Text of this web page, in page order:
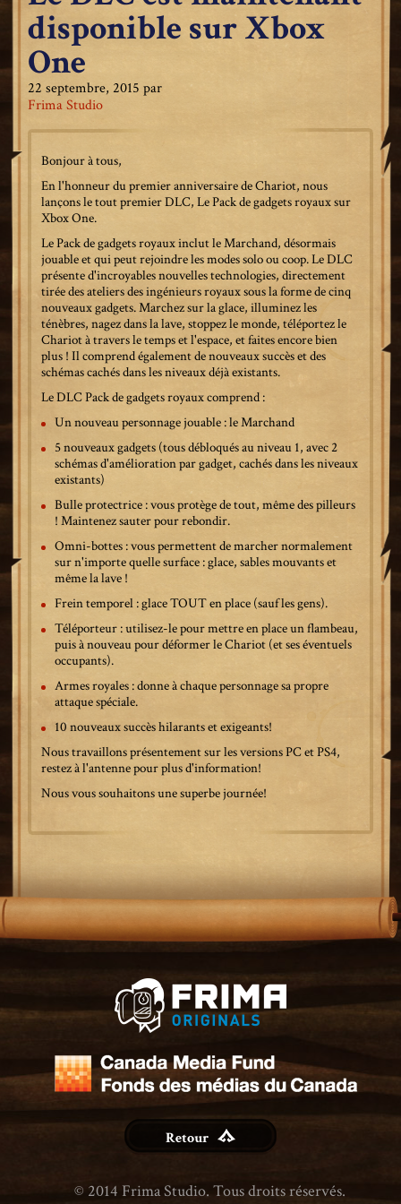
disponible sur Xbox
One
22 septembre, 2015 par
Frima Studio
Bonjour à tous,
En l'honneur du premier anniversaire de Chariot, nous
lançons le tout premier DLC, Le Pack de gadgets royaux sur
Xbox One.
Le Pack de gadgets royaux inclut le Marchand, désormais
jouable et qui peut rejoindre les modes solo ou coop. Le DLC
présente d'incroyables nouvelles technologies, directement
tirée des ateliers des ingénieurs royaux sous la forme de cinq
nouveaux gadgets. Marchez sur la glace, illuminez les
ténèbres, nagez dans la lave, stoppez le monde, téléportez le
Chariot à travers le temps et l'espace, et faites encore bien
plus ! Il comprend également de nouveaux succès et des
schémas cachés dans les niveaux déjà existants.
Le DLC Pack de gadgets royaux comprend :
Un nouveau personnage jouable : le Marchand
5 nouveaux gadgets (tous débloqués au niveau 1, avec 2
schémas d'amélioration par gadget, cachés dans les niveaux
existants)
Bulle protectrice : vous protège de tout, même des pilleurs
! Maintenez sauter pour rebondir.
Omni-bottes : vous permettent de marcher normalement
sur n'importe quelle surface : glace, sables mouvants et
même la lave !
Frein temporel : glace TOUT en place (sauf les gens).
Téléporteur : utilisez-le pour mettre en place un flambeau,
puis à nouveau pour déformer le Chariot (et ses éventuels
occupants).
Armes royales : donne à chaque personnage sa propre
attaque spéciale.
10 nouveaux succès hilarants et exigeants!
Nous travaillons présentement sur les versions PC et PS4,
restez à l'antenne pour plus d'information!
Nous vous souhaitons une superbe journée!
Retour
© 2014 Frima Studio. Tous droits réservés.